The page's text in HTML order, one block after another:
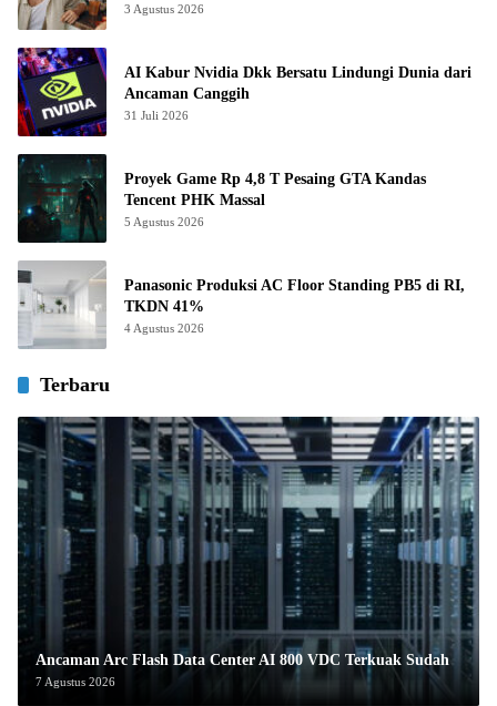
3 Agustus 2026
AI Kabur Nvidia Dkk Bersatu Lindungi Dunia dari
Ancaman Canggih
31 Juli 2026
Proyek Game Rp 4,8 T Pesaing GTA Kandas
Tencent PHK Massal
5 Agustus 2026
Panasonic Produksi AC Floor Standing PB5 di RI,
TKDN 41%
4 Agustus 2026
Terbaru
Ancaman Arc Flash Data Center AI 800 VDC Terkuak Sudah
7 Agustus 2026